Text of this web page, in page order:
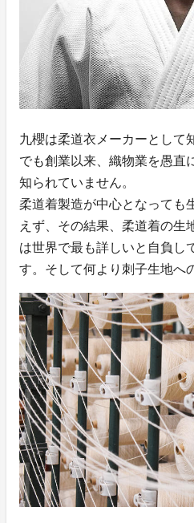
九櫻は柔道衣メーカーとして
でも創業以来、織物業を愚直
知られていません。
柔道着製造が中心となっても
えず、その結果、柔道着の生
は世界で最も詳しいと自負し
す。そして何より刺子生地へ